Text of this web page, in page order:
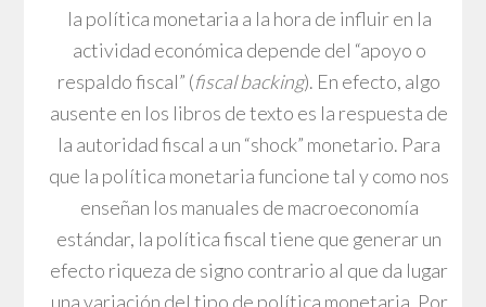
la política monetaria a la hora de influir en la
actividad económica depende del “apoyo o
respaldo fiscal” (fiscal backing). En efecto, algo
ausente en los libros de texto es la respuesta de
la autoridad fiscal a un “shock” monetario. Para
que la política monetaria funcione tal y como nos
enseñan los manuales de macroeconomía
estándar, la política fiscal tiene que generar un
efecto riqueza de signo contrario al que da lugar
una variación del tipo de política monetaria. Por